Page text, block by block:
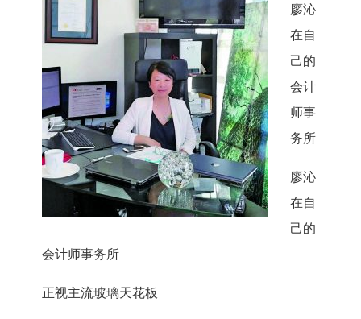
廖沁
在自
己的
会计
师事
务所
廖沁
在自
己的
会计师事务所
正视主流玻璃天花板